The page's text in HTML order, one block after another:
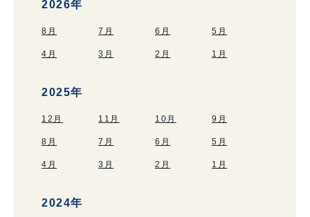
2026年
8月 7月 6月 5月
4月 3月 2月 1月
2025年
12月 11月 10月 9月
8月 7月 6月 5月
4月 3月 2月 1月
2024年